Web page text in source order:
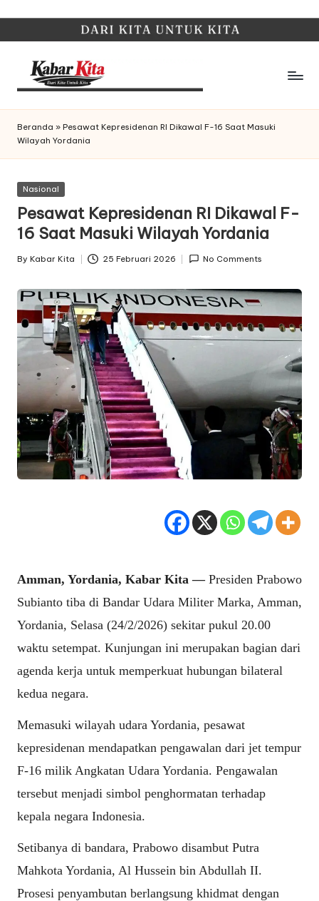
content
K
a
b
a
r
K
it
Beranda » Pesawat Kepresidenan RI Dikawal F-16 Saat Masuki
Wilayah Yordania
Posted
Nasional
Pesawat Kepresidenan RI Dikawal F-
16 Saat Masuki Wilayah Yordania
Posted
By Kabar Kita 25 Februari 2026 No Comments
Amman, Yordania, Kabar Kita —Presiden Prabowo
Subianto tiba di Bandar Udara Militer Marka, Amman,
Yordania, Selasa (24/2/2026) sekitar pukul 20.00
waktu setempat. Kunjungan ini merupakan bagian dari
agenda kerja untuk memperkuat hubungan bilateral
kedua negara.
Memasuki wilayah udara Yordania, pesawat
kepresidenan mendapatkan pengawalan dari jet tempur
F-16 milik Angkatan Udara Yordania. Pengawalan
tersebut menjadi simbol penghormatan terhadap
kepala negara Indonesia.
Setibanya di bandara, Prabowo disambut Putra
Mahkota Yordania, Al Hussein bin Abdullah II.
Prosesi penyambutan berlangsung khidmat dengan